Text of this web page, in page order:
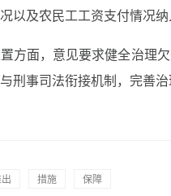
以及农民工工资支付情况纳
方面，意见要求健全治理
刑事司法衔接机制，完善治
措施 保障